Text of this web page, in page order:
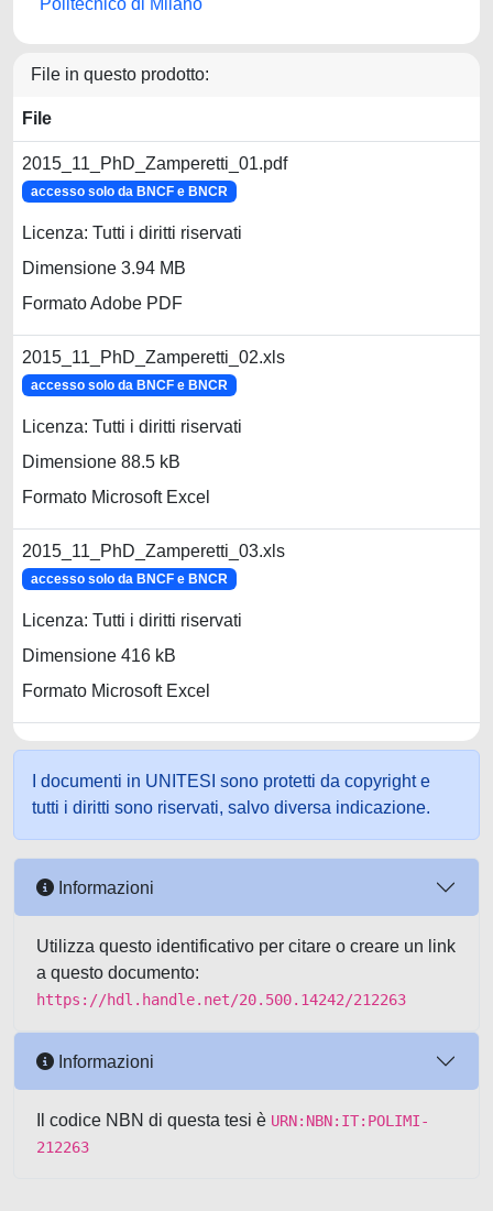
Politecnico di Milano
File in questo prodotto:
File
2015_11_PhD_Zamperetti_01.pdf
accesso solo da BNCF e BNCR
Licenza: Tutti i diritti riservati
Dimensione 3.94 MB
Formato Adobe PDF
2015_11_PhD_Zamperetti_02.xls
accesso solo da BNCF e BNCR
Licenza: Tutti i diritti riservati
Dimensione 88.5 kB
Formato Microsoft Excel
2015_11_PhD_Zamperetti_03.xls
accesso solo da BNCF e BNCR
Licenza: Tutti i diritti riservati
Dimensione 416 kB
Formato Microsoft Excel
I documenti in UNITESI sono protetti da copyright e
tutti i diritti sono riservati, salvo diversa indicazione.
Informazioni
Utilizza questo identificativo per citare o creare un link
a questo documento:
https://hdl.handle.net/20.500.14242/212263
Informazioni
Il codice NBN di questa tesi è URN:NBN:IT:POLIMI-
212263